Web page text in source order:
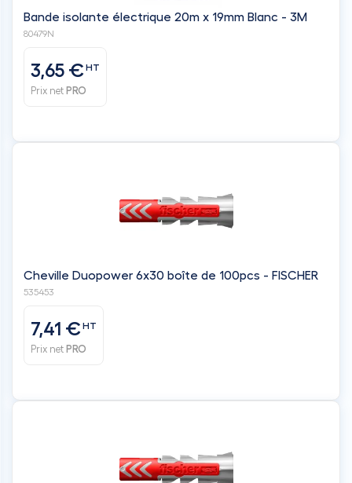
Bande isolante électrique 20m x 19mm Blanc - 3M
80479N
3,65 €HT
Prix net PRO
Cheville Duopower 6x30 boîte de 100pcs - FISCHER
535453
7,41 €HT
Prix net PRO